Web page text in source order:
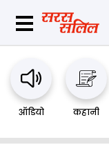
ऑडियो कहानी